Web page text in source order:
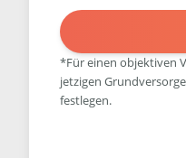
*Für einen objektiven
jetzigen
festlegen.